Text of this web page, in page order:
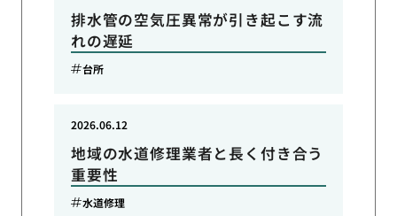
排水管の空気圧異常が引き起こす流
れの遅延
台所
地域の水道修理業者と長く付き合う
重要性
2026.06.12
水道修理